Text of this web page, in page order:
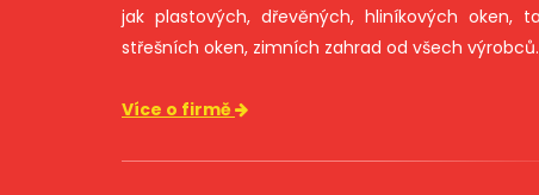
jak plastových, dřevěných, hliníkových oken,
střešních oken, zimních zahrad od všech výrobců.
Více o firmě